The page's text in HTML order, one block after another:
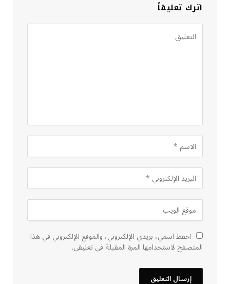
اترك تعليقاً
احفظ اسمي، بريدي الإلكتروني، والموقع الإلكتروني في هذا
المتصفح لاستخدامها المرة المقبلة في تعليقي.